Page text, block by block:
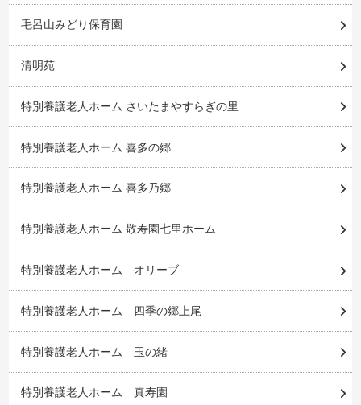
毛呂山みどり保育園
清明苑
特別養護老人ホーム さいたまやすらぎの里
特別養護老人ホーム 喜多の郷
特別養護老人ホーム 喜多乃郷
特別養護老人ホーム 敬寿園七里ホーム
特別養護老人ホーム オリーブ
特別養護老人ホーム 四季の郷上尾
特別養護老人ホーム 玉の緒
特別養護老人ホーム 真寿園